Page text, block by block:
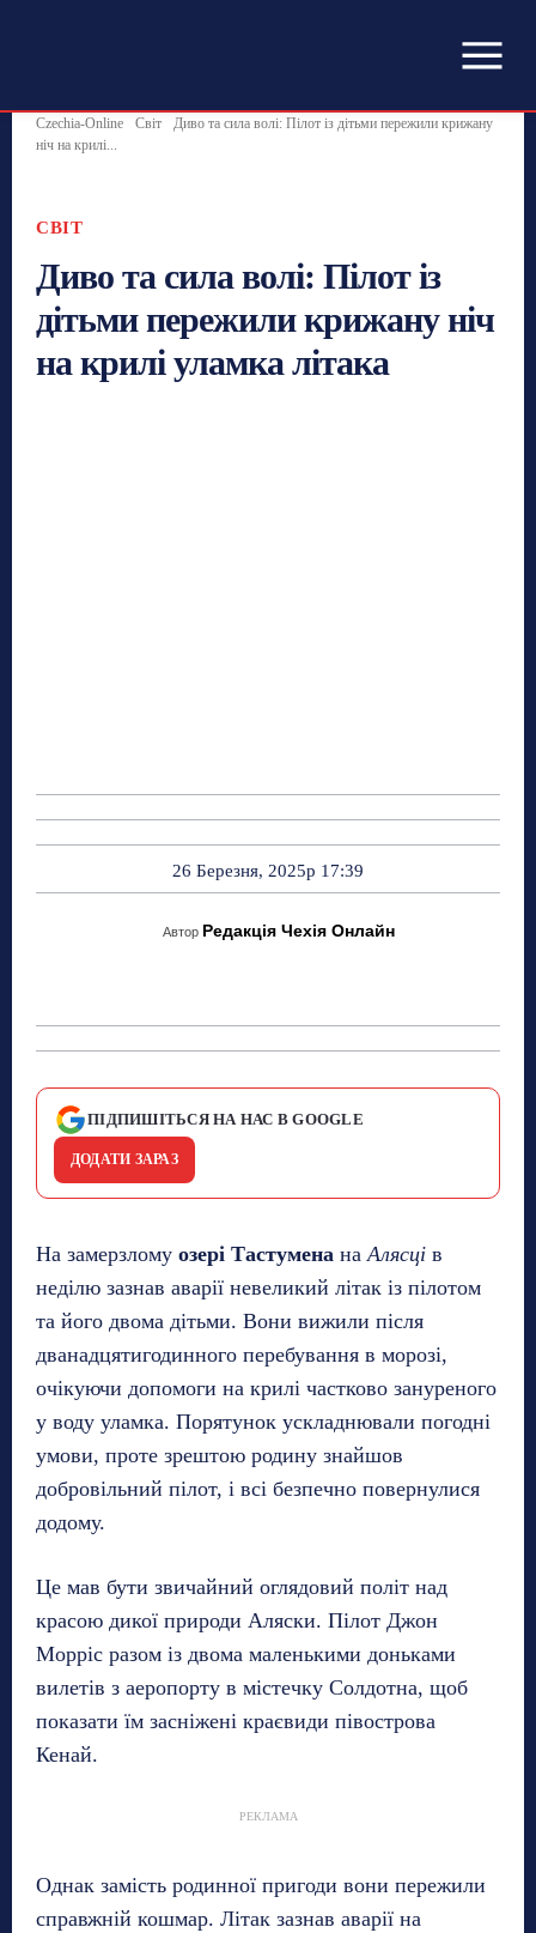
Czechia-Online Світ
Диво та сила волі: Пілот із дітьми пережили крижану
ніч на крилі...
СВІТ
Диво та сила волі: Пілот із
дітьми пережили крижану ніч
на крилі уламка літака
26 Березня, 2025р 17:39
Автор Редакція Чехія Онлайн
ПІДПИШІТЬСЯ НА НАС В GOOGLE
ДОДАТИ ЗАРАЗ
На замерзлому озері Тастумена наАлясці в
неділю зазнав аварії невеликий літак із пілотом
та його двома дітьми. Вони вижили після
дванадцятигодинного перебування в морозі,
очікуючи допомоги на крилі частково зануреного
у воду уламка. Порятунок ускладнювали погодні
умови, проте зрештою родину знайшов
добровільний пілот, і всі безпечно повернулися
додому.
Це мав бути звичайний оглядовий політ над
красою дикої природи Аляски. Пілот Джон
Морріс разом із двома маленькими доньками
вилетів з аеропорту в містечку Солдотна, щоб
показати їм засніжені краєвиди півострова
Кенай.
РЕКЛАМА
Однак замість родинної пригоди вони пережили
справжній кошмар. Літак зазнав аварії на